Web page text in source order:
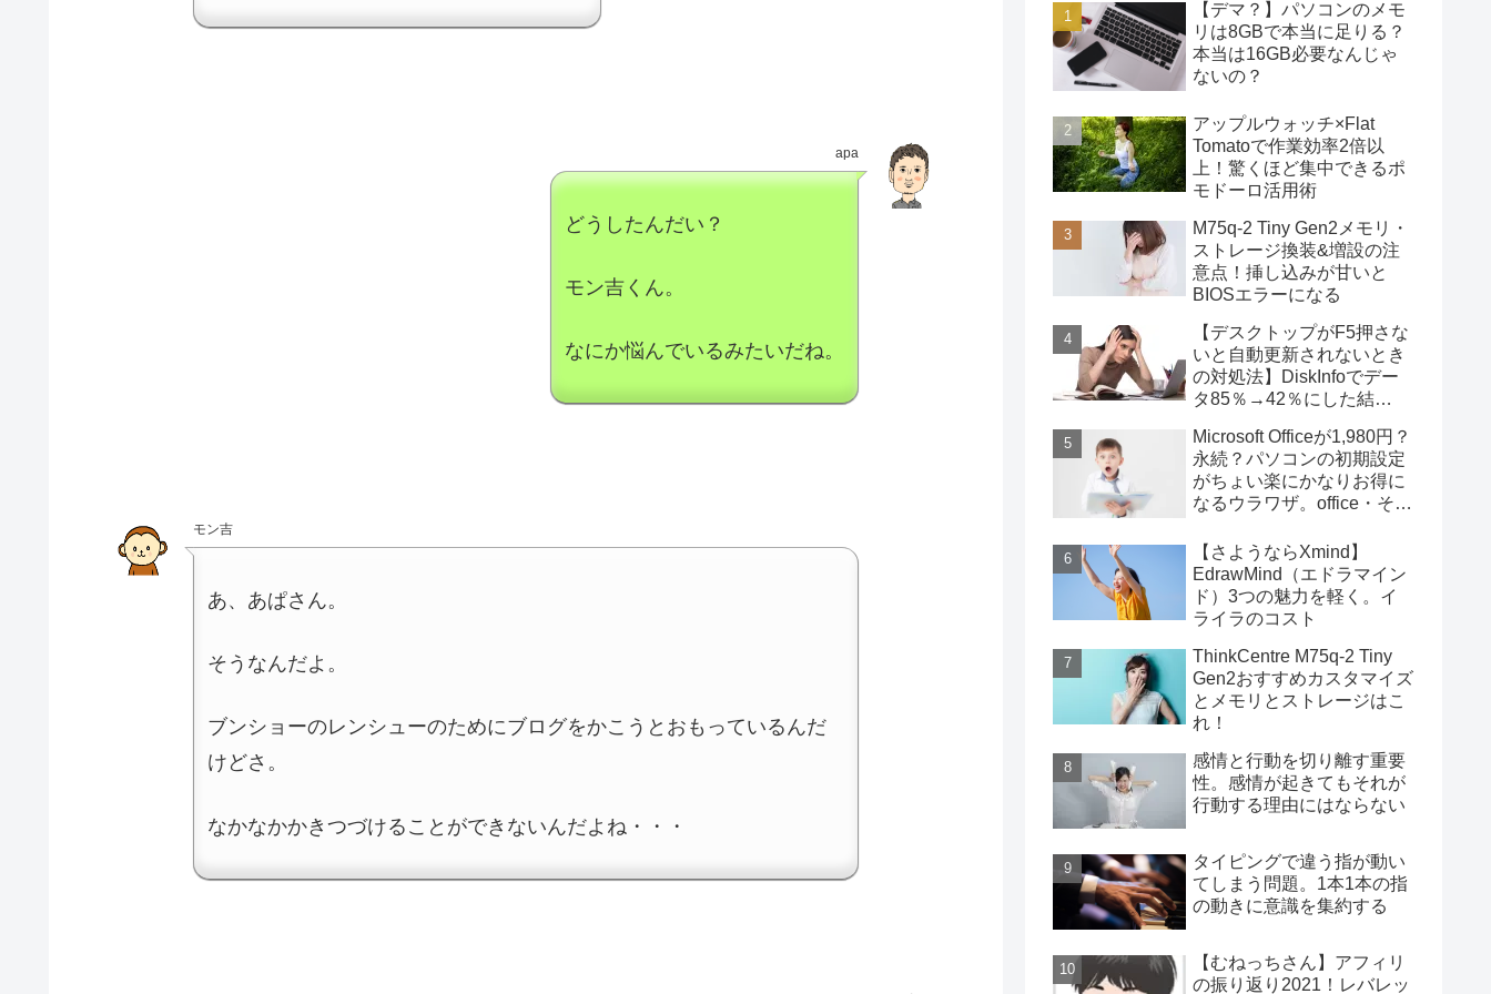
apa
どうしたんだい？
モン吉くん。
なにか悩んでいるみたいだね。
モン吉
あ、あぱさん。
そうなんだよ。
ブンショーのレンシューのためにブログをかこうとおもっているんだ
けどさ。
なかなかかきつづけることができないんだよね・・・
【デマ？】パソコンのメモ
リは8GBで本当に足りる？
本当は16GB必要なんじゃ
ないの？
アップルウォッチ×Flat
Tomatoで作業効率2倍以
上！驚くほど集中できるポ
モドーロ活用術
M75q-2 Tiny Gen2メモリ・
ストレージ換装&増設の注
意点！挿し込みが甘いと
BIOSエラーになる
【デスクトップがF5押さな
いと自動更新されないとき
の対処法】DiskInfoでデー
タ85％→42％にした結
Microsoft Officeが1,980円？
永続？パソコンの初期設定
がちょい楽にかなりお得に
なるウラワザ。office・その
【さようならXmind】
EdrawMind（エドラマイン
ド）3つの魅力を軽く。イ
ライラのコスト
ThinkCentre M75q-2 Tiny
Gen2おすすめカスタマイズ
とメモリとストレージはこ
れ！
感情と行動を切り離す重要
性。感情が起きてもそれが
行動する理由にはならない
タイピングで違う指が動い
てしまう問題。1本1本の指
の動きに意識を集約する
【むねっちさん】アフィリ
の振り返り2021！レバレッ